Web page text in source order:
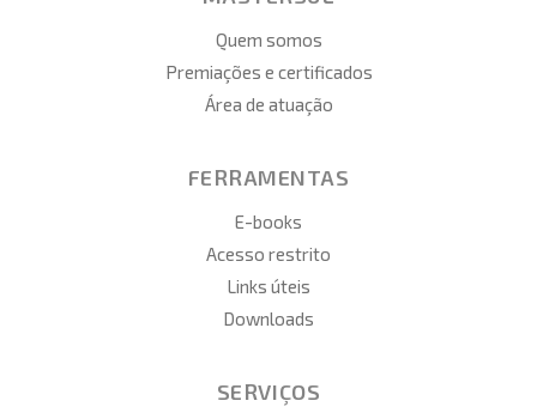
Quem somos
Premiações e certificados
Área de atuação
FERRAMENTAS
E-books
Acesso restrito
Links úteis
Downloads
SERVIÇOS